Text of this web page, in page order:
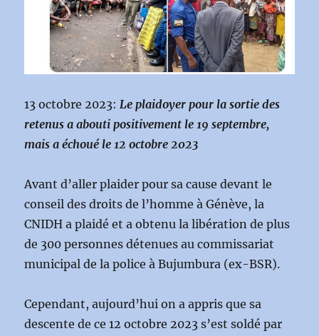
13 octobre 2023:Le plaidoyer pour la sortie des
retenus a abouti positivement le 19 septembre,
mais a échoué le 12 octobre 2023
Avant d’aller plaider pour sa cause devant le
conseil des droits de l’homme à Génève, la
CNIDH a plaidé et a obtenu la libération de plus
de 300 personnes détenues au commissariat
municipal de la police à Bujumbura (ex-BSR).
Cependant, aujourd’hui on a appris que sa
descente de ce 12 octobre 2023 s’est soldé par